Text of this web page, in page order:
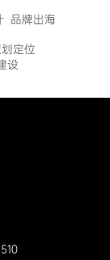
品牌出海
定位
设